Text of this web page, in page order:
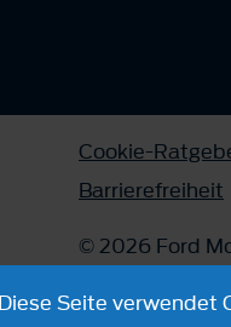
Cookie-
Barrierefreiheit
© 2026 Ford
Diese Seite verwendet